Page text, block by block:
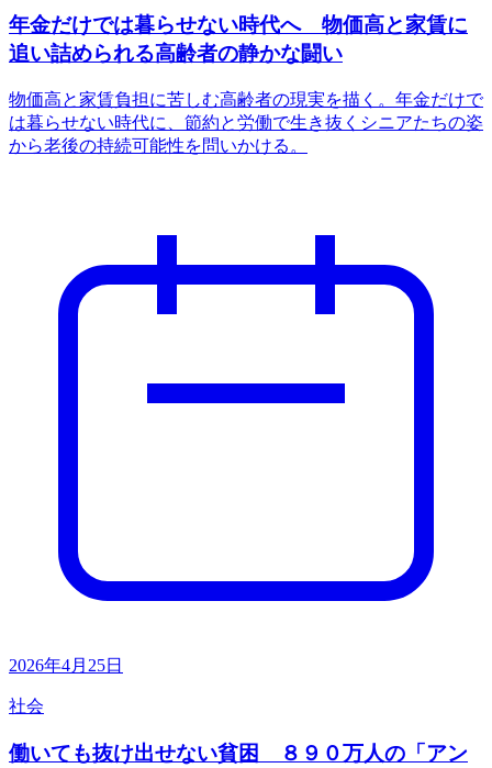
年金だけでは暮らせない時代へ 物価高と家賃に
追い詰められる高齢者の静かな闘い
物価高と家賃負担に苦しむ高齢者の現実を描く。年金だけで
は暮らせない時代に、節約と労働で生き抜くシニアたちの姿
から老後の持続可能性を問いかける。
2026年4月25日
社会
働いても抜け出せない貧困 ８９０万人の「アン